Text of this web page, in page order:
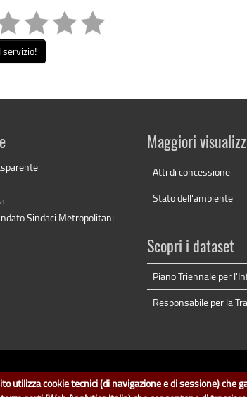
servizio!
Sindaci Metropolitani
Maggiori
Atti di concessione
Stato dell'ambiente
Scopri i dataset
Piano Triennale per
Responsabile per la
utilizza cookie tecnici (di navigazione e di sessione)